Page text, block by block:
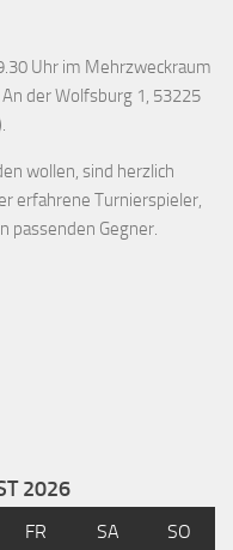
Uhr im Mehrzweckraum
der Wolfsburg 1, 53225
wollen, sind herzlich
erfahrene Turnierspieler,
passenden Gegner.
2026
FR SA SO